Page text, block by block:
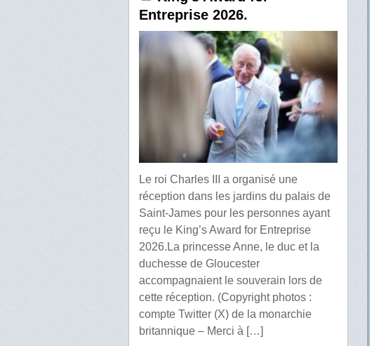
Entreprise 2026.
Le roi Charles III a organisé une
réception dans les jardins du palais de
Saint-James pour les personnes ayant
reçu le King’s Award for Entreprise
2026.La princesse Anne, le duc et la
duchesse de Gloucester
accompagnaient le souverain lors de
cette réception. (Copyright photos :
compte Twitter (X) de la monarchie
britannique – Merci à […]